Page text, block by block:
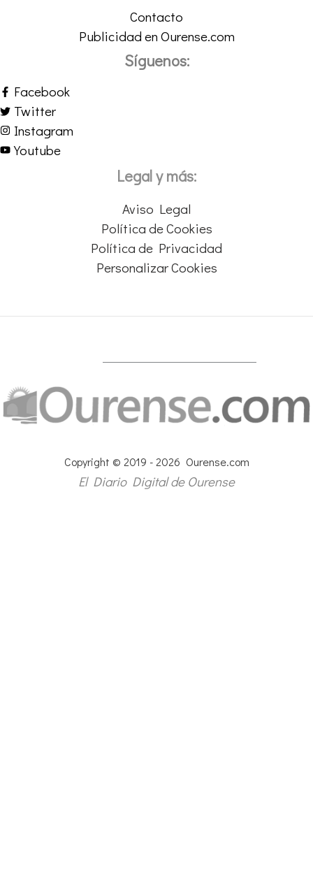
Contacto
Publicidad en Ourense.com
Síguenos:
Facebook
Twitter
Instagram
Youtube
Legal y más:
Aviso Legal
Política de Cookies
Política de Privacidad
Personalizar Cookies
Copyright © 2019 - 2026 Ourense.com
El Diario Digital de Ourense